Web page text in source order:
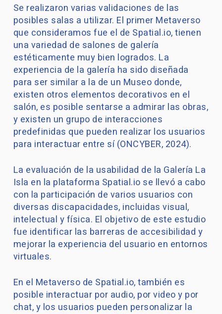
Se realizaron varias validaciones de las
posibles salas a utilizar. El primer Metaverso
que consideramos fue el de Spatial.io, tienen
una variedad de salones de galería
estéticamente muy bien logrados. La
experiencia de la galería ha sido diseñada
para ser similar a la de un Museo donde,
existen otros elementos decorativos en el
salón, es posible sentarse a admirar las obras,
y existen un grupo de interacciones
predefinidas que pueden realizar los usuarios
para interactuar entre sí (ONCYBER, 2024).
La evaluación de la usabilidad de la Galería La
Isla en la plataforma Spatial.io se llevó a cabo
con la participación de varios usuarios con
diversas discapacidades, incluidas visual,
intelectual y física. El objetivo de este estudio
fue identificar las barreras de accesibilidad y
mejorar la experiencia del usuario en entornos
virtuales.
En el Metaverso de Spatial.io, también es
posible interactuar por audio, por video y por
chat, y los usuarios pueden personalizar la